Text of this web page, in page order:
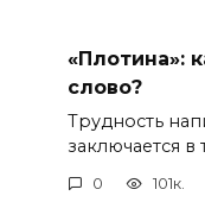
«Плотина»:
слово?
Трудность
заключается в
0 101к.